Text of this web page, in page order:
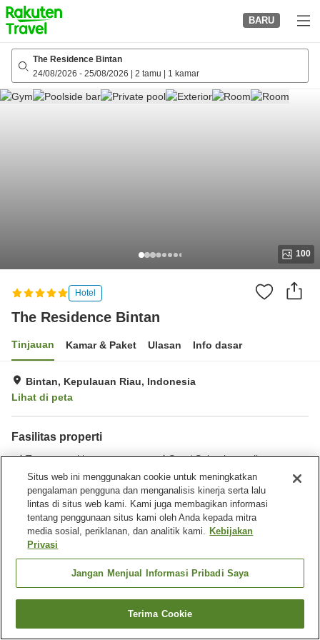
to
top
page
BARU
The Residence Bintan
24/08/2026 - 25/08/2026 2 tamu 1 kamar
100
Hotel
The Residence Bintan
Tinjauan Kamar & Paket Ulasan Info dasar
Bintan, Kepulauan Riau, Indonesia
Lihat di peta
Fasilitas properti
Tempat parkir
Spa / Salon kecantikan
Bar
Laundry
Beranda Indonesia Kepulauan Riau
Bintan
The Residence Bintan
Cari kamar
Situs web ini menggunakan cookie untuk meningkatkan
pengalaman pengguna dan menganalisis kinerja serta lalu
lintas di situs web kami. Kami juga membagikan informasi
tentang penggunaan situs kami oleh Anda kepada mitra
media sosial, periklanan, dan analitik kami. Kebijakan
Privasi
Jangan Menjual Informasi Pribadi Saya
Terima Cookie